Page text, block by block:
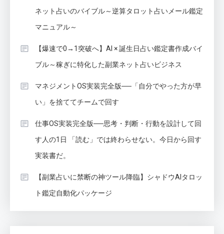
ネット占いのバイブル～逆算タロット占いメール鑑定
マニュアル～
【爆速で0→1突破へ】AI × 誕生日占い鑑定書作成バイ
ブル～稼ぎに特化した副業ネット占いビジネス
マネジメントOS実装完全版──「自分でやった方が早
い」を捨ててチームで回す
仕事OS実装完全版──思考・判断・行動を設計して回
す人の1日 「読む」では終わらせない。今日から回す
実装書だ。
【副業占いに禁断の神ツール降臨】シャドウAIタロッ
ト鑑定自動化パッケージ